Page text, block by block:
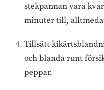
stekpannan vara
minuter till,
Tillsätt
och blanda runt
peppar.